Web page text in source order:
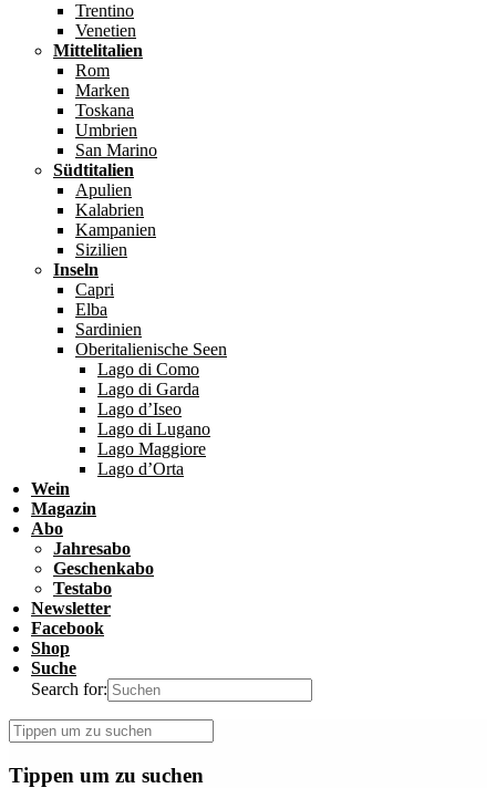
Trentino
Venetien
Mittelitalien
Rom
Marken
Toskana
Umbrien
San Marino
Südtitalien
Apulien
Kalabrien
Kampanien
Sizilien
Inseln
Capri
Elba
Sardinien
Oberitalienische Seen
Lago di Como
Lago di Garda
Lago d’Iseo
Lago di Lugano
Lago Maggiore
Lago d’Orta
Wein
Magazin
Abo
Jahresabo
Geschenkabo
Testabo
Newsletter
Facebook
Shop
Suche
Search for:
Tippen um zu suchen